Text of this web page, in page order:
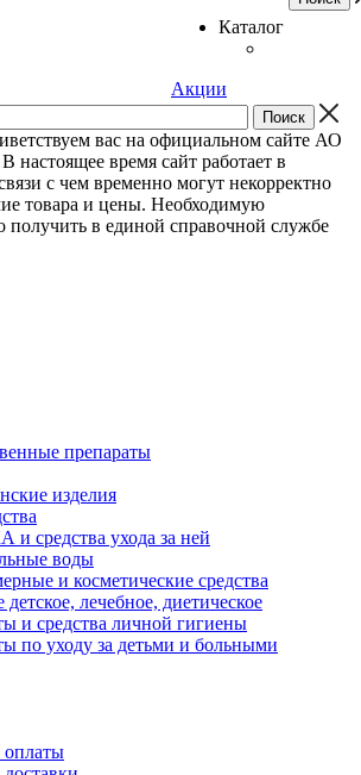
Каталог
Акции
вас на официальном сайте АО
настоящее время сайт работает в
с чем временно могут некорректно
товара и цены. Необходимую
в единой справочной службе
препараты
изделия
средства ухода за ней
воды
и косметические средства
лечебное, диетическое
и средства личной гигиены
по уходу за детьми и больными
оплаты